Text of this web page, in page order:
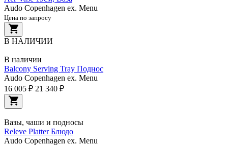
Audo Copenhagen ex. Menu
Цена по запросу
В НАЛИЧИИ
В наличии
Balcony Serving Tray Поднос
Audo Copenhagen ex. Menu
16 005 ₽ 21 340 ₽
Вазы, чаши и подносы
Releve Platter Блюдо
Audo Copenhagen ex. Menu